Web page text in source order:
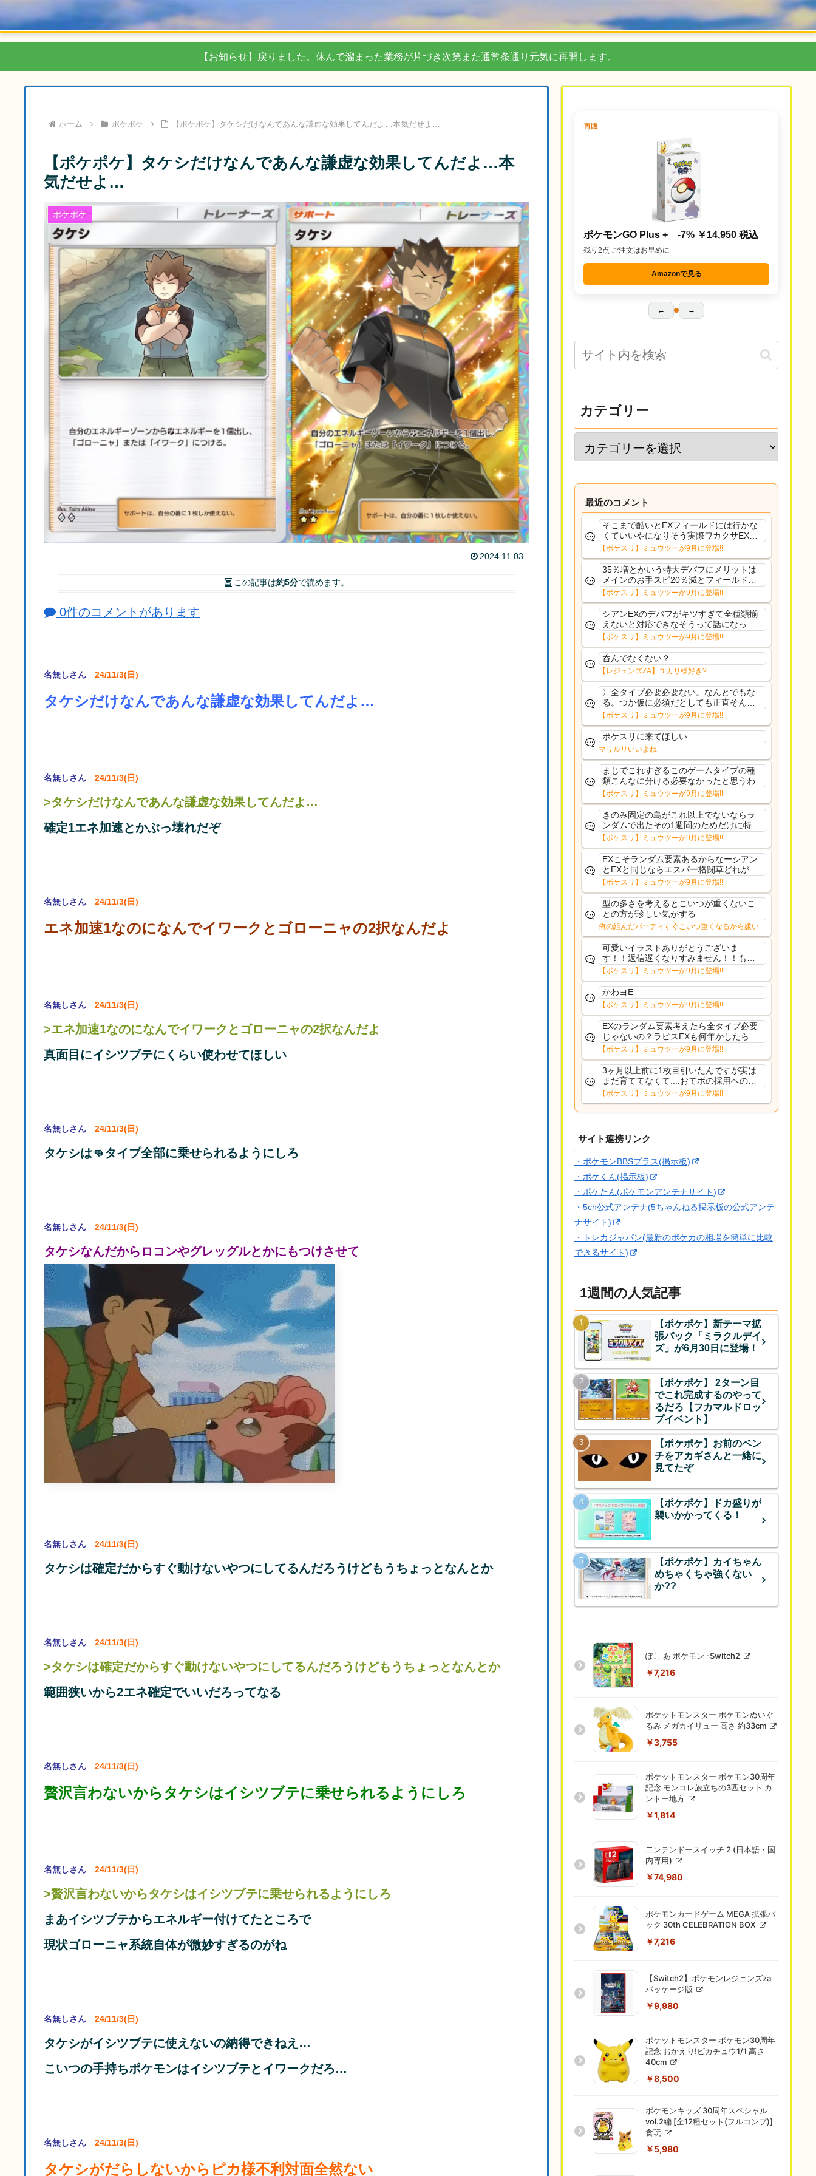
【お知らせ】戻りました。休んで溜まった業務が片づき次第また通常条通り元気に再開します。
ホーム ポケポケ 【ポケポケ】タケシだけなんであんな謙虚な効果してんだよ…本気だせよ…
【ポケポケ】タケシだけなんであんな謙虚な効果してんだよ…本
気だせよ…
ポケポケ
2024.11.03
この記事は約5分で読めます。
0件のコメントがあります
名無しさん 24/11/3(日)
タケシだけなんであんな謙虚な効果してんだよ…
名無しさん 24/11/3(日)
>タケシだけなんであんな謙虚な効果してんだよ…
確定1エネ加速とかぶっ壊れだぞ
名無しさん 24/11/3(日)
エネ加速1なのになんでイワークとゴローニャの2択なんだよ
名無しさん 24/11/3(日)
>エネ加速1なのになんでイワークとゴローニャの2択なんだよ
真面目にイシツブテにくらい使わせてほしい
名無しさん 24/11/3(日)
タケシは👊タイプ全部に乗せられるようにしろ
名無しさん 24/11/3(日)
タケシなんだからロコンやグレッグルとかにもつけさせて
名無しさん 24/11/3(日)
タケシは確定だからすぐ動けないやつにしてるんだろうけどもうちょっとなんとか
名無しさん 24/11/3(日)
>タケシは確定だからすぐ動けないやつにしてるんだろうけどもうちょっとなんとか
範囲狭いから2エネ確定でいいだろってなる
名無しさん 24/11/3(日)
贅沢言わないからタケシはイシツブテに乗せられるようにしろ
名無しさん 24/11/3(日)
>贅沢言わないからタケシはイシツブテに乗せられるようにしろ
まあイシツブテからエネルギー付けてたところで
現状ゴローニャ系統自体が微妙すぎるのがね
名無しさん 24/11/3(日)
タケシがイシツブテに使えないの納得できねえ…
こいつの手持ちポケモンはイシツブテとイワークだろ…
名無しさん 24/11/3(日)
タケシがだらしないからピカ様不利対面全然ない
再販
ポケモンGO Plus + -7% ￥14,950 税込
残り2点 ご注文はお早めに
Amazonで見る
← →
カテゴリー
最近のコメント
そこまで酷いとEXフィールドには行かな
くていいやになりそう実際ワカクサEXで
さえあんまり行ってないや
【ポケスリ】ミュウツーが9月に登場!!
35％増とかいう特大デバフにメリットは
メインのお手スピ20％減とフィールド効
果のみフェアリーノーマルとか引いたら
まともに料理も作れないし終わり控えめ
に言ってカス
【ポケスリ】ミュウツーが9月に登場!!
シアンEXのデバフがキツすぎて全種類揃
えないと対応できなそうって話になって
るわ
【ポケスリ】ミュウツーが9月に登場!!
呑んでなくない？
【レジェンズZA】ユカリ様好き?
〉全タイプ必要必要ない。なんとでもな
る。つか仮に必須だとしても正直そんな
もんに付き合う気は無い。運営は時間の
リソースを甘く見すぎなのよ。ポケスリ
やったことないやろうなと思ってる。〉
ラピスEX最短二年後...
【ポケスリ】ミュウツーが9月に登場!!
ポケスリに来てほしい
マリルリいいよね
まじでこれすぎるこのゲームタイプの種
類こんなに分ける必要なかったと思うわ
【ポケスリ】ミュウツーが9月に登場!!
きのみ固定の島がこれ以上でないならラ
ンダムで出たその1週間のためだけに特定
のタイプにリソース割くのなんだかむな
しい気がするわ出番がないってわけじゃ
ないから無駄ではないんだけど
【ポケスリ】ミュウツーが9月に登場!!
EXこそランダム要素あるからなーシアン
とEXと同じならエスパー格闘草どれが事
前に来るか分からんから、積む必要があ
るミュウツーは使いにくくね？って思っ
た
【ポケスリ】ミュウツーが9月に登場!!
型の多さを考えるとこいつが重くないこ
との方が珍しい気がする
俺の組んだパーティすぐこいつ重くなるから嫌い
可愛いイラストありがとうございま
す！！返信遅くなりすみません！！もう
少ししたら通常再開できます！
【ポケスリ】ミュウツーが9月に登場!!
かわヨE
【ポケスリ】ミュウツーが9月に登場!!
EXのランダム要素考えたら全タイプ必要
じゃないの？ラピスEXも何年かしたら来
るだろうし後から厳選したい育てたいっ
て思ってもどうにもならないのがこのゲ
ームだしな
【ポケスリ】ミュウツーが9月に登場!!
3ヶ月以上前に1枚目引いたんですが実は
まだ育ててなくて....おてボの採用への影
響は勉強になります。ありがとうござい
ますオイルはだいぶ強めのABBレントラ
ーいて芋の方が不安なんで1枚目にしよう
【ポケスリ】ミュウツーが9月に登場!!
サイト連携リンク
・ポケモンBBSプラス(掲示板)
・ポケくん(掲示板)
・ポケたん(ポケモンアンテナサイト)
・5ch公式アンテナ(5ちゃんねる掲示板の公式アンテ
ナサイト)
・トレカジャパン(最新のポケカの相場を簡単に比較
できるサイト)
1週間の人気記事
【ポケポケ】新テーマ拡
張パック「ミラクルデイ
ズ」が6月30日に登場！
【ポケポケ】 2ターン目
でこれ完成するのやって
るだろ【フカマルドロッ
プイベント】
【ポケポケ】お前のベン
チをアカギさんと一緒に
見てたぞ
【ポケポケ】ドカ盛りが
襲いかかってくる！
【ポケポケ】カイちゃん
めちゃくちゃ強くない
か??
ぽこ あ ポケモン -Switch2
￥7,216
ポケットモンスター ポケモンぬいぐ
るみ メガカイリュー 高さ 約33cm
￥3,755
ポケットモンスター ポケモン30周年
記念 モンコレ旅立ちの3匹セット カ
ントー地方
￥1,814
二ンテンドースイッチ 2 (日本語・国
内専用)
￥74,980
ポケモンカードゲーム MEGA 拡張パ
ック 30th CELEBRATION BOX
￥7,216
【Switch2】ポケモンレジェンズza
パッケージ版
￥9,980
ポケットモンスター ポケモン30周年
記念 おかえり!ピカチュウ1/1 高さ
40cm
￥8,500
ポケモンキッズ 30周年スペシャル
vol.2編 [全12種セット(フルコンプ)]
食玩
￥5,980